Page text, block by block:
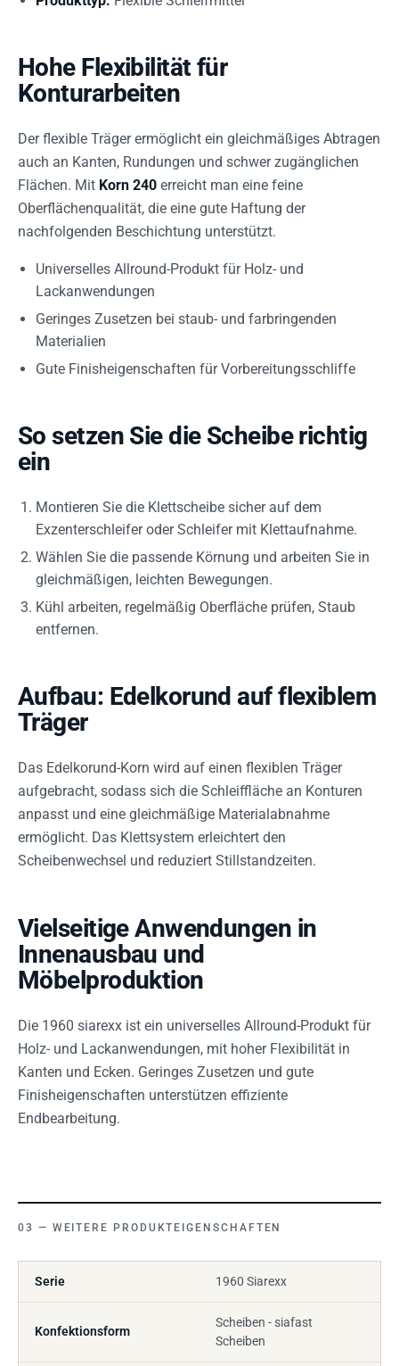
Hohe Flexibilität für
Konturarbeiten
Der flexible Träger ermöglicht ein gleichmäßiges Abtragen
auch an Kanten, Rundungen und schwer zugänglichen
Flächen. Mit Korn 240 erreicht man eine feine
Oberflächenqualität, die eine gute Haftung der
nachfolgenden Beschichtung unterstützt.
Universelles Allround-Produkt für Holz- und
Lackanwendungen
Geringes Zusetzen bei staub- und farbringenden
Materialien
Gute Finisheigenschaften für Vorbereitungsschliffe
So setzen Sie die Scheibe richtig
ein
Montieren Sie die Klettscheibe sicher auf dem
Exzenterschleifer oder Schleifer mit Klettaufnahme.
Wählen Sie die passende Körnung und arbeiten Sie in
gleichmäßigen, leichten Bewegungen.
Kühl arbeiten, regelmäßig Oberfläche prüfen, Staub
entfernen.
Aufbau: Edelkorund auf flexiblem
Träger
Das Edelkorund-Korn wird auf einen flexiblen Träger
aufgebracht, sodass sich die Schleiffläche an Konturen
anpasst und eine gleichmäßige Materialabnahme
ermöglicht. Das Klettsystem erleichtert den
Scheibenwechsel und reduziert Stillstandzeiten.
Vielseitige Anwendungen in
Innenausbau und
Möbelproduktion
Die 1960 siarexx ist ein universelles Allround-Produkt für
Holz- und Lackanwendungen, mit hoher Flexibilität in
Kanten und Ecken. Geringes Zusetzen und gute
Finisheigenschaften unterstützen effiziente
Endbearbeitung.
WEITERE PRODUKTEIGENSCHAFTEN
Serie 1960 Siarexx
Konfektionsform
Scheiben - siafast
Scheiben